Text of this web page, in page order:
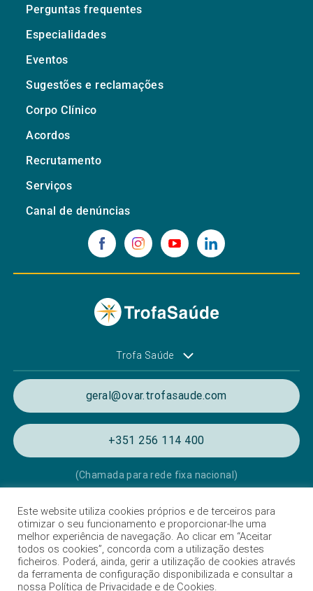
Perguntas frequentes
Especialidades
Eventos
Sugestões e reclamações
Corpo Clínico
Acordos
Recrutamento
Serviços
Canal de denúncias
Trofa Saúde
geral@ovar.trofasaude.com
+351 256 114 400
(Chamada para rede fixa nacional)
Política de Privacidade e de Cookies
Termos e condições de utilização
Listagem das Unidades Hospitalares
Este website utiliza cookies próprios e de terceiros para
otimizar o seu funcionamento e proporcionar-lhe uma
melhor experiência de navegação. Ao clicar em “Aceitar
todos os cookies”, concorda com a utilização destes
ficheiros. Poderá, ainda, gerir a utilização de cookies através
da ferramenta de configuração disponibilizada e consultar a
nossa Política de Privacidade e de Cookies.